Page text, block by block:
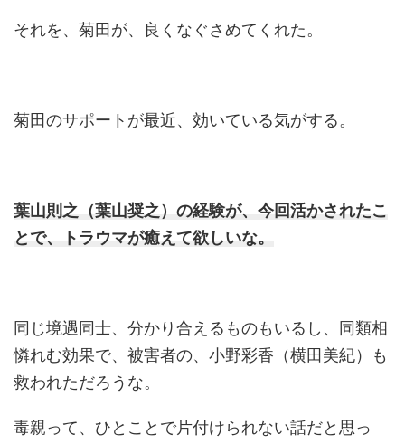
それを、菊田が、良くなぐさめてくれた。
菊田のサポートが最近、効いている気がする。
葉山則之（葉山奨之）の経験が、今回活かされたこ
とで、トラウマが癒えて欲しいな。
同じ境遇同士、分かり合えるものもいるし、同類相
憐れむ効果で、被害者の、小野彩香（横田美紀）も
救われただろうな。
毒親って、ひとことで片付けられない話だと思っ